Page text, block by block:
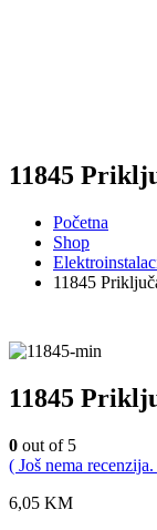
11845
Početna
Shop
11845
11845
0 out of 5
( Još nema
6,05 KM